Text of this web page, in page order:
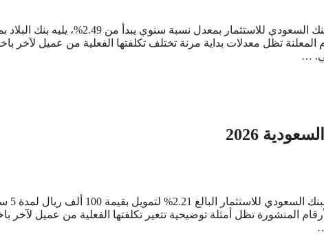
يتصدر قائمة أقل نسبة شراء مديونية 2026 من البنوك السعودية البنك السعودي للاستثمار بمعدل نسبة سنوي يبدأ
المعلنة تظل معدلات بداية مرنة تختلف تكلفتها الفعلية من عميل لآخر
…
2026
يتصدر قائمة أقل
من 3.07%. والحقيقة أن هذه الأرقام المنشورة تظل أمثلة توضيحية تتغير تكلفتها الفعلية من عميل